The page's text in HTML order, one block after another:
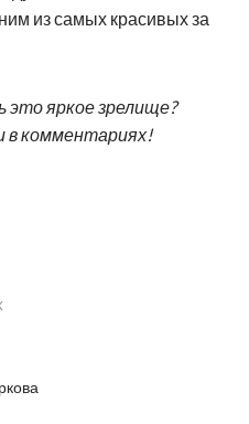
из самых красивых за
это яркое зрелище?
в комментариях!